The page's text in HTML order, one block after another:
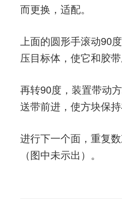
而更换，适配。
上面的圆形手滚动90
压目标体，使它和胶带
再转90度，装置带动
送带前进，使方块保持
进行下一个面，重复
（图中未示出）。